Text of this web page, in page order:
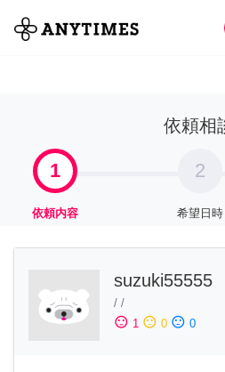
全て
依頼相
1
依頼内容
2
希望日時
suzuki55555
/ /
sentiment_satisfied 1 sentiment_neutral 0 sentiment_dissatisfied 0